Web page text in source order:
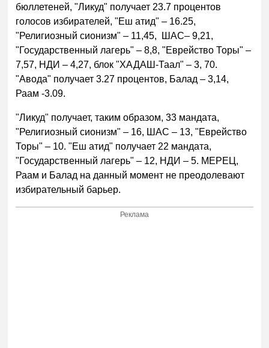
бюллетеней, "Ликуд" получает 23.7 процентов
голосов избирателей, "Еш атид" – 16.25,
"Религиозный сионизм" – 11,45, ШАС– 9,21,
"Государственный лагерь" – 8,8, "Еврейство Торы" –
7,57, НДИ – 4,27, блок "ХАДАШ-Таал" – 3, 70.
"Авода" получает 3.27 процентов, Балад – 3,14,
Раам -3.09.
"Ликуд" получает, таким образом, 33 мандата,
"Религиозный сионизм" – 16, ШАС – 13, "Еврейство
Торы" – 10. "Еш атид" получает 22 мандата,
"Государственный лагерь" – 12, НДИ – 5. МЕРЕЦ,
Раам и Балад на данный момент не преодолевают
избирательный барьер.
Реклама